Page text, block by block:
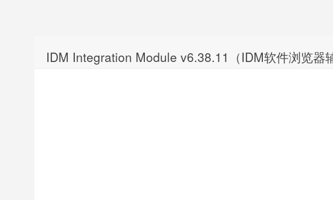
IDM Integration Module v6.38.11（IDM软件浏览器